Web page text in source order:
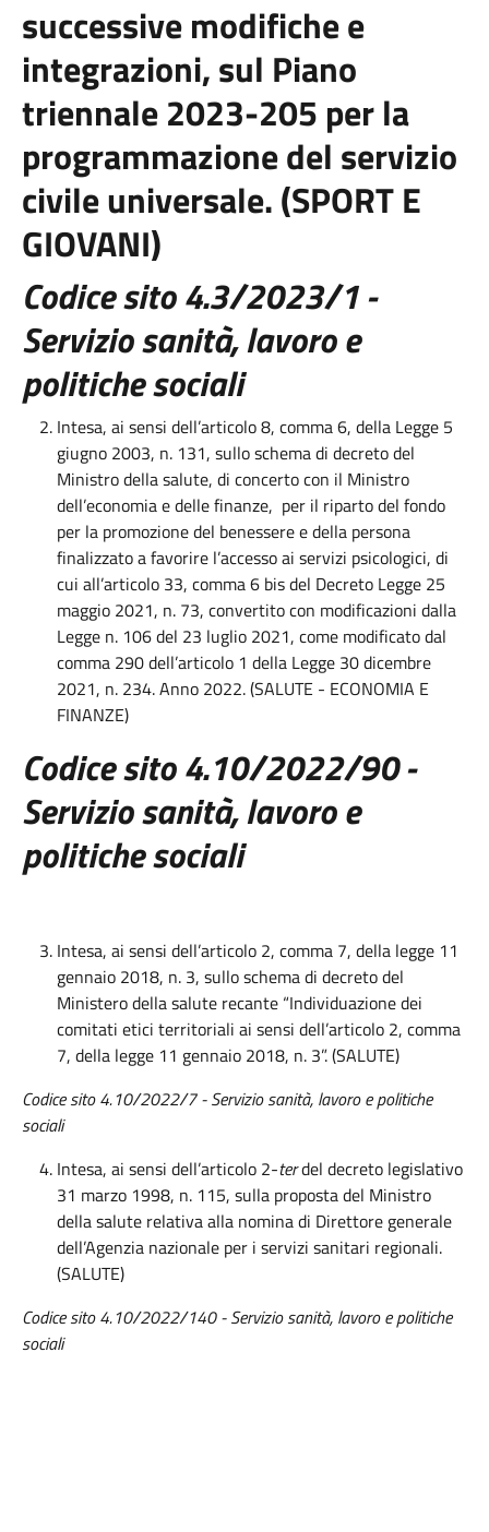
successive modifiche e
integrazioni, sul Piano
triennale 2023-205 per la
programmazione del servizio
civile universale. (SPORT E
GIOVANI)
Codice sito 4.3/2023/1 -
Servizio sanità, lavoro e
politiche sociali
Intesa, ai sensi dell’articolo 8, comma 6, della Legge 5
giugno 2003, n. 131, sullo schema di decreto del
Ministro della salute, di concerto con il Ministro
dell’economia e delle finanze, per il riparto del fondo
per la promozione del benessere e della persona
finalizzato a favorire l’accesso ai servizi psicologici, di
cui all’articolo 33, comma 6 bis del Decreto Legge 25
maggio 2021, n. 73, convertito con modificazioni dalla
Legge n. 106 del 23 luglio 2021, come modificato dal
comma 290 dell’articolo 1 della Legge 30 dicembre
2021, n. 234. Anno 2022. (SALUTE - ECONOMIA E
FINANZE)
Codice sito 4.10/2022/90-
Servizio sanità, lavoro e
politiche sociali
Intesa, ai sensi dell’articolo 2, comma 7, della legge 11
gennaio 2018, n. 3, sullo schema di decreto del
Ministero della salute recante “Individuazione dei
comitati etici territoriali ai sensi dell’articolo 2, comma
7, della legge 11 gennaio 2018, n. 3”. (SALUTE)
Codice sito 4.10/2022/7 - Servizio sanità, lavoro e politiche
sociali
Intesa, ai sensi dell’articolo 2-terdel decreto legislativo
31 marzo 1998, n. 115, sulla proposta del Ministro
della salute relativa alla nomina di Direttore generale
dell’Agenzia nazionale per i servizi sanitari regionali.
(SALUTE)
Codice sito 4.10/2022/140 - Servizio sanità, lavoro e politiche
sociali